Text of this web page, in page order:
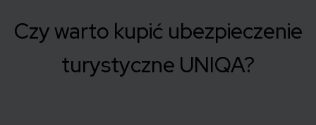
Czy warto kupić ubezpieczenie
turystyczne UNIQA?